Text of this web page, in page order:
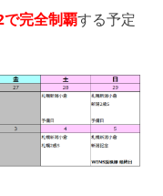
で完全制覇する予定